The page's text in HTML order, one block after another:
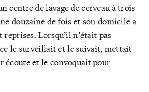
centre de lavage de cerveau à trois
douzaine de fois et son domicile a
reprises. Lorsqu’il n’était pas
le surveillait et le suivait, mettait
écoute et le convoquait pour